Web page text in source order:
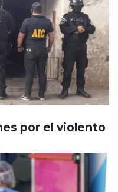
por el violento